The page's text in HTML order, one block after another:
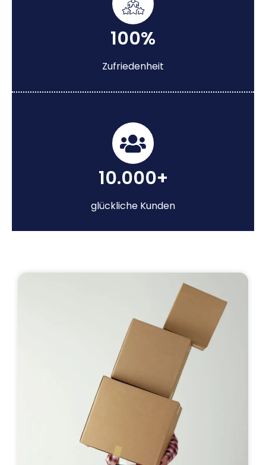
100%
Zufriedenheit
10.000+
glückliche Kunden